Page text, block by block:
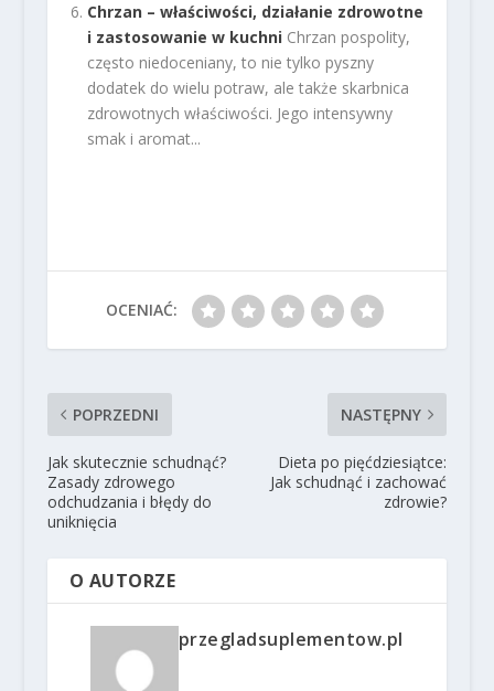
Chrzan – właściwości, działanie zdrowotne
i zastosowanie w kuchni Chrzan pospolity,
często niedoceniany, to nie tylko pyszny
dodatek do wielu potraw, ale także skarbnica
zdrowotnych właściwości. Jego intensywny
smak i aromat...
OCENIAĆ:
POPRZEDNI
Jak skutecznie schudnąć?
Zasady zdrowego
odchudzania i błędy do
uniknięcia
NASTĘPNY
Dieta po pięćdziesiątce:
Jak schudnąć i zachować
zdrowie?
O AUTORZE
przegladsuplementow.pl